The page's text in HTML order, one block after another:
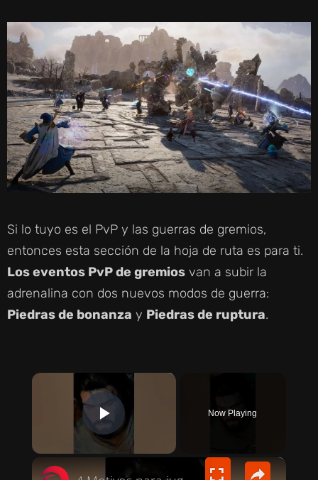
Si lo tuyo es el PvP y las guerras de gremios,
entonces esta sección de la hoja de ruta es para ti.
Los eventos PvP de gremios van a subir la
adrenalina con dos nuevos modos de guerra:
Piedras de bonanza y Piedras de ruptura.
×
PLAY VIDEO
Now Playing
×